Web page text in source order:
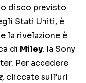
disco previsto
Stati Uniti, è
la rivelazione è
di Miley, la Sony
Per accedere
, cliccate sull’url